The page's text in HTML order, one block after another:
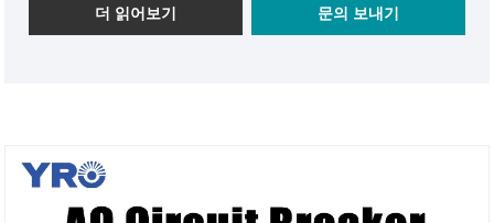
더 읽어보기 문의 보내기